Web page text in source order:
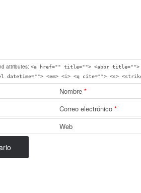
attributes: <a href="" title=""> <abbr title="">
datetime=""> <em> <i> <q cite=""> <s>
Nombre*
Correo electrónico*
Web